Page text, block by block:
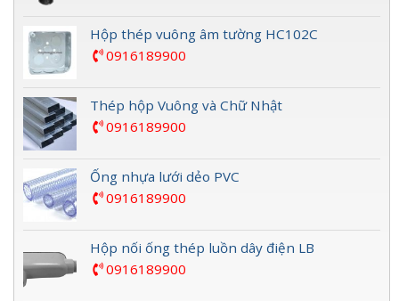
Hộp thép vuông âm tường HC102C
0916189900
Thép hộp Vuông và Chữ Nhật
0916189900
Ống nhựa lưới dẻo PVC
0916189900
Hộp nối ống thép luồn dây điện LB
0916189900